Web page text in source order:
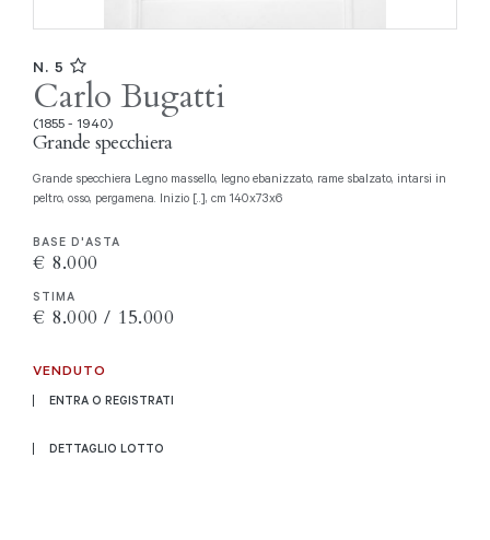
N. 5
Carlo Bugatti
(1855 - 1940)
Grande specchiera
Grande specchiera Legno massello, legno ebanizzato, rame sbalzato, intarsi in
peltro, osso, pergamena. Inizio [..], cm 140x73x6
BASE D'ASTA
€ 8.000
STIMA
€ 8.000 / 15.000
VENDUTO
ENTRA O REGISTRATI
DETTAGLIO LOTTO